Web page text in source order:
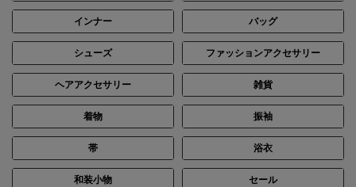
インナー バッグ
シューズ ファッションアクセサリー
ヘアアクセサリー 雑貨
着物 振袖
帯 浴衣
和装小物 セール